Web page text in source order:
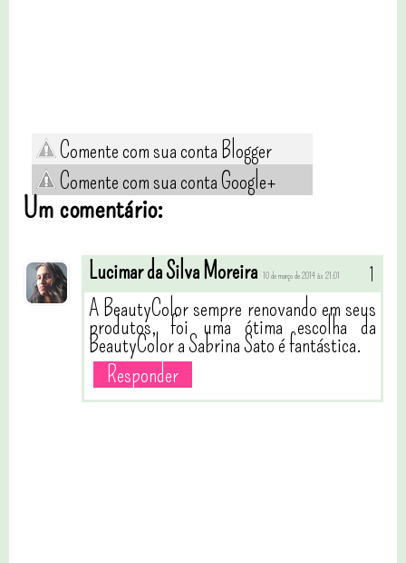
Comente com sua conta Blogger
Comente com sua conta Google+
Um comentário:
Lucimar da Silva Moreira 10 de março de 2014 às 21:01
A BeautyColor sempre renovando em seus
produtos, foi uma ótima escolha da
BeautyColor a Sabrina Sato é fantástica.
Responder